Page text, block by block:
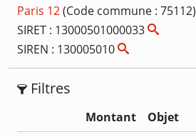
Paris 12(Code commune : 75112)
SIRET : 13000501000033
SIREN : 130005010
Filtres
Montant
Objet